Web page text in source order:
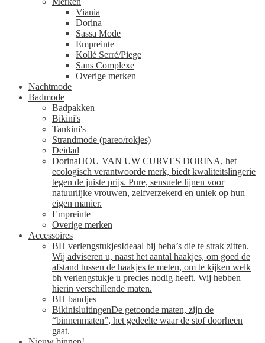
Viania
Dorina
Sassa Mode
Empreinte
Kollé Serré/Piege
Sans Complexe
Overige merken
Nachtmode
Badmode
Badpakken
Bikini's
Tankini's
Strandmode (pareo/rokjes)
Deidad
DorinaHOU VAN UW CURVES DORINA, het
ecologisch verantwoorde merk, biedt kwaliteitslingerie
tegen de juiste prijs. Pure, sensuele lijnen voor
natuurlijke vrouwen, zelfverzekerd en uniek op hun
eigen manier.
Empreinte
Overige merken
Accessoires
BH verlengstukjesIdeaal bij beha’s die te strak zitten.
Wij adviseren u, naast het aantal haakjes, om goed de
afstand tussen de haakjes te meten, om te kijken welk
bh verlengstukje u precies nodig heeft. Wij hebben
hierin verschillende maten.
BH bandjes
BikinisluitingenDe getoonde maten, zijn de
“binnenmaten”, het gedeelte waar de stof doorheen
gaat.